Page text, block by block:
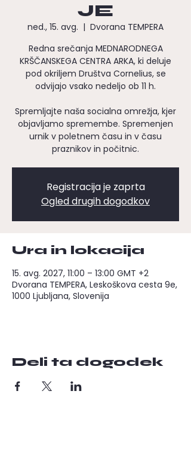
JE
ned., 15. avg.
  |
Dvorana TEMPERA
Redna srečanja MEDNARODNEGA
KRŠČANSKEGA CENTRA ARKA, ki deluje
pod okriljem Društva Cornelius, se
odvijajo vsako nedeljo ob 11 h.
Spremljajte naša socialna omrežja, kjer
objavljamo spremembe. Spremenjen
urnik v poletnem času in v času
praznikov in počitnic.
Registracija je zaprta
Ogled drugih dogodkov
Ura in lokacija
15. avg. 2027, 11:00 – 13:00 GMT +2
Dvorana TEMPERA, Leskoškova cesta 9e,
1000 Ljubljana, Slovenija
Deli ta dogodek